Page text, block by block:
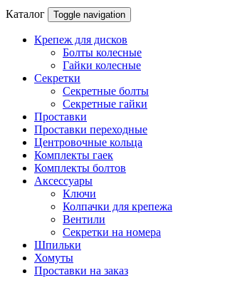
Каталог
Toggle navigation
Крепеж для дисков
Болты колесные
Гайки колесные
Секретки
Секретные болты
Секретные гайки
Проставки
Проставки переходные
Центровочные кольца
Комплекты гаек
Комплекты болтов
Аксессуары
Ключи
Колпачки для крепежа
Вентили
Секретки на номера
Шпильки
Хомуты
Проставки на заказ